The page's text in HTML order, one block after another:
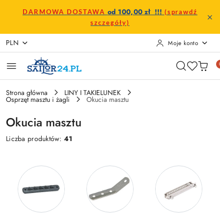
Przejdź do treści głównej
Przejdź do wyszukiwarki
Przejdź do moje konto
Przejdź do menu głównego
Przejdź do stopki
DARMOWA DOSTAWA od 100,00 zł !!! (sprawdź
szczegóły)
PLN Moje konto
Strona główna LINY I TAKIELUNEK
Osprzęt masztu i żagli Okucia masztu
Okucia masztu
Liczba produktów:41